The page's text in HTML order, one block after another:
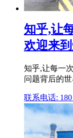
知乎,让
欢迎来
知乎,让每一
问题背后的世
联系电话: 180